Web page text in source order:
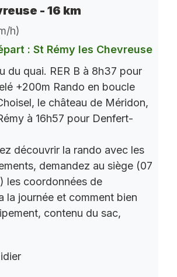
- 16 km
h)
: St Rémy les Chevreuse
du quai. RER B à 8h37 pour
+200m Rando en boucle
le château de Méridon,
à 16h57 pour Denfert-
découvrir la rando avec les
demandez au siège (07
les coordonnées de
la journée et comment bien
contenu du sac,